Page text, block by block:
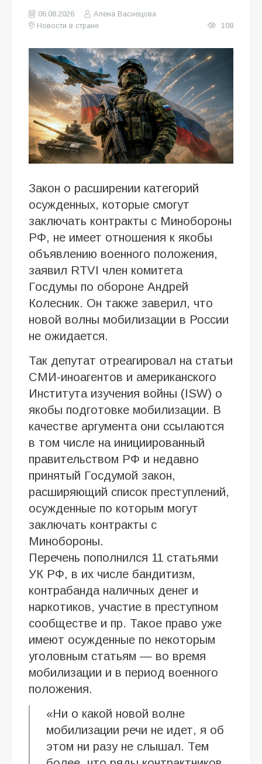
06.08.2026
Алена Васнецова
Новости в стране
108
Закон о расширении категорий
осужденных, которые смогут
заключать контракты с Минобороны
РФ, не имеет отношения к якобы
объявлению военного положения,
заявил RTVI член комитета
Госдумы по обороне Андрей
Колесник. Он также заверил, что
новой волны мобилизации в России
не ожидается.
Так депутат отреагировал на статьи
СМИ-иноагентов и американского
Института изучения войны (ISW) о
якобы подготовке мобилизации. В
качестве аргумента они ссылаются
в том числе на инициированный
правительством РФ и недавно
принятый Госдумой закон,
расширяющий список преступлений,
осужденные по которым могут
заключать контракты с
Минобороны.
Перечень пополнился 11 статьями
УК РФ, в их числе бандитизм,
контрабанда наличных денег и
наркотиков, участие в преступном
сообществе и пр. Такое право уже
имеют осужденные по некоторым
уголовным статьям — во время
мобилизации и в период военного
положения.
«Ни о какой новой волне
мобилизации речи не идет, я об
этом ни разу не слышал. Тем